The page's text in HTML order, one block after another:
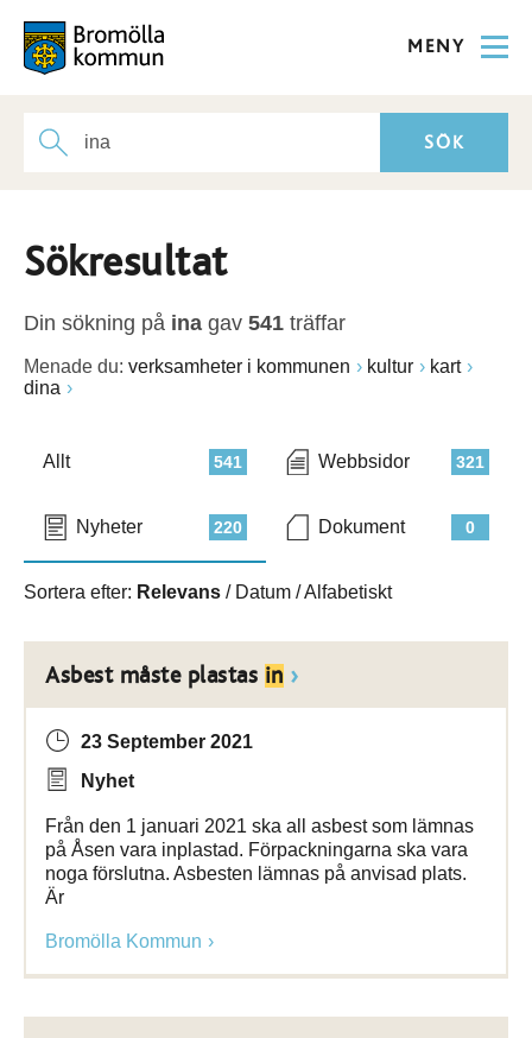
MENY
Sökresultat
Din sökning på ina gav 541 träffar
Menade du: verksamheter i kommunen kultur
kart
dina
541
Allt 321
Webbsidor
220
Nyheter 0
Dokument
Sortera efter: Relevans / Datum /Alfabetiskt
Asbest måste plastas in
23 September 2021
Nyhet
Från den 1 januari 2021 ska all asbest som lämnas
på Åsen vara inplastad. Förpackningarna ska vara
noga förslutna. Asbesten lämnas på anvisad plats.
Är
Bromölla Kommun